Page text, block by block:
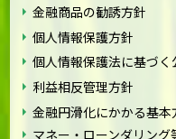
金融商品の勧誘方針
個人情報保護方針
個人情報保護法に基づ
利益相反管理方針
金融円滑化にかかる基本
マネー・ローンダリン